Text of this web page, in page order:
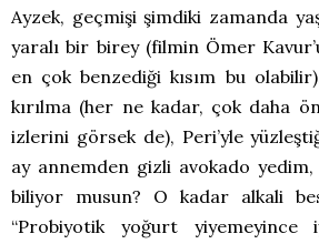
Ayzek, geçmişi şimdiki zamanda
yaralı bir birey (filmin Ömer
en çok benzediği kısım bu
kırılma (her ne kadar, çok daha
izlerini görsek de), Peri’yle
ay annemden gizli avokado yedim,
biliyor musun? O kadar alkali
“Probiyotik yoğurt yiyemeyince